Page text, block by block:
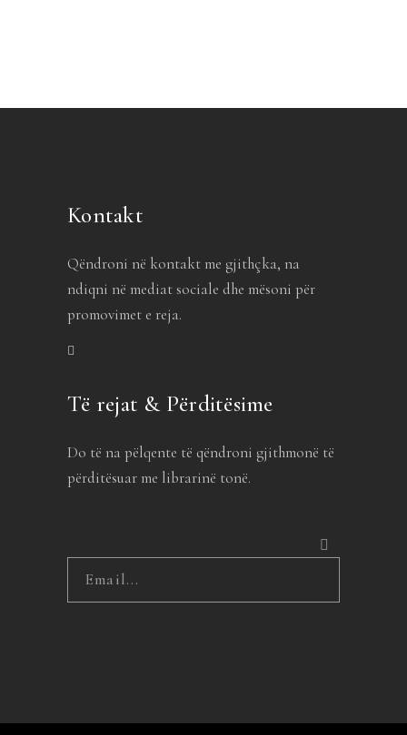
Kontakt
Qëndroni në kontakt me gjithçka, na
ndiqni në mediat sociale dhe mësoni për
promovimet e reja.
Të rejat & Përditësime
Do të na pëlqente të qëndroni gjithmonë të
përditësuar me librarinë tonë.